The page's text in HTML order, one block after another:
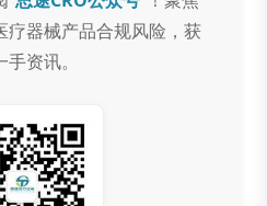
疗器械产品合规风险，获
资讯。